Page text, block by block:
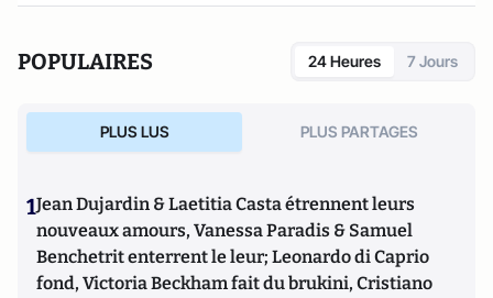
POPULAIRES 24 Heures 7 Jours
PLUS LUS PLUS PARTAGES
1Jean Dujardin & Laetitia Casta étrennent leurs
nouveaux amours, Vanessa Paradis & Samuel
Benchetrit enterrent le leur; Leonardo di Caprio
fond, Victoria Beckham fait du brukini, Cristiano